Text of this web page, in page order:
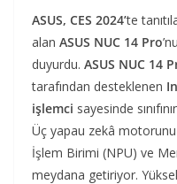
ASUS, CES 2024’te
alan ASUS NUC 14 Pro
duyurdu. ASUS NUC 14
tarafından desteklenen
işlemci sayesinde
Üç yapau zekâ
İşlem Birimi (NPU) ve
meydana getiriyor.